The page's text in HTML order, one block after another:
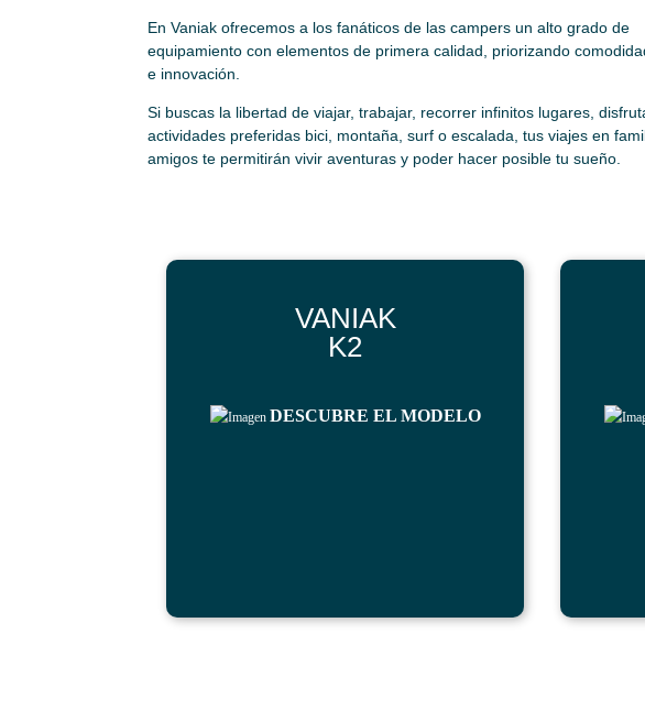
En Vaniak ofrecemos a los fanáticos de las campers un alto grado de
equipamiento con elementos de primera calidad, priorizando
e innovación.
Si buscas la libertad de viajar, trabajar, recorrer infinitos lugares,
actividades preferidas bici, montaña, surf o escalada, tus viajes en
amigos te permitirán vivir aventuras y poder hacer posible tu sueño.
VANIAK
K2
DESCUBRE EL MODELO